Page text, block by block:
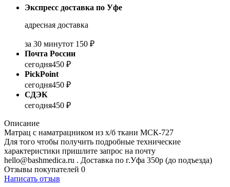
Экспресс доставка по Уфе
адресная доставка
за 30 минутот 150 ₽
Почта России
сегодня450 ₽
PickPoint
сегодня450 ₽
СДЭК
сегодня450 ₽
Описание
Матрац с наматрацником из х/б ткани МСК-727
Для того чтобы получить подробные технические
характеристики пришлите запрос на почту
hello@bashmedica.ru . Доставка по г.Уфа 350р (до подъезда)
Отзывы покупателей 0
Написать отзыв